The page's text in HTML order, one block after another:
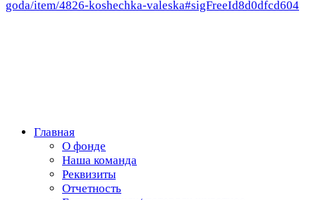
goda/item/4826-koshechka-valeska#sigFreeId8d0dfcd604
Главная
О фонде
Наша команда
Реквизиты
Отчетность